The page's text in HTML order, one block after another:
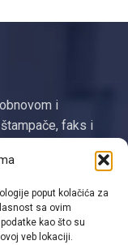
poput kolačića za
sa ovim
kao što su
veb lokaciji.
i
faks i
smo
na području